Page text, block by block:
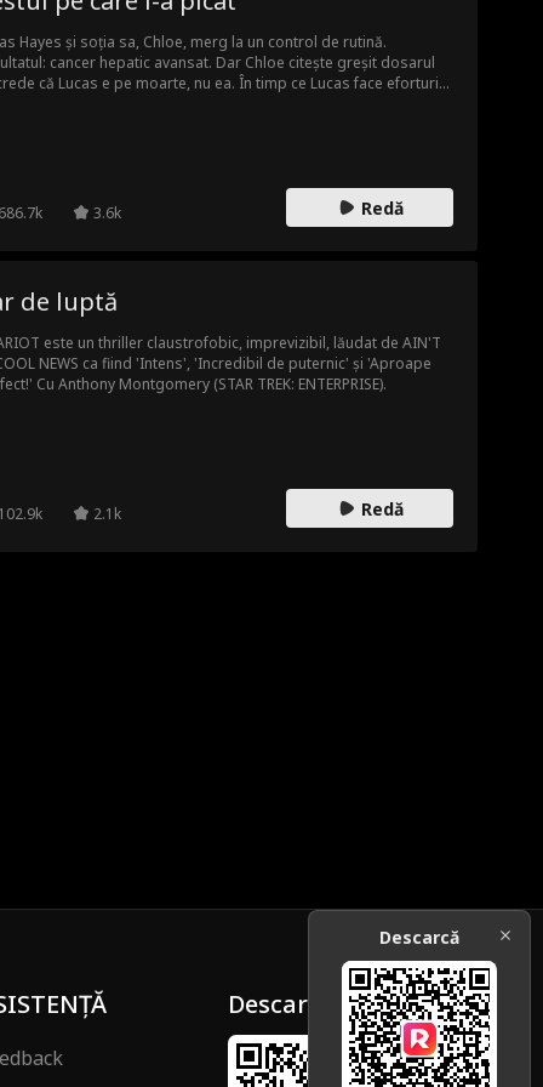
Hayes și soția sa, Chloe, merg la un control de rutină.
cancer hepatic avansat. Dar Chloe citește greșit dosarul
că Lucas e pe moarte, nu ea. În timp ce Lucas face eforturi
686.7k
3.6k Redă
de luptă
este un thriller claustrofobic, imprevizibil, lăudat de AIN'T
NEWS ca fiind 'Intens', 'Incredibil de puternic' și 'Aproape
Cu Anthony Montgomery (STAR TREK: ENTERPRISE).
102.9k 2.1k Redă
Descarcă
Descarcă